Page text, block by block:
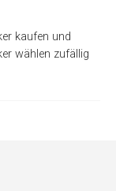
kaufen und
wählen zufällig